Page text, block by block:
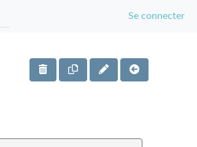
Se connecter